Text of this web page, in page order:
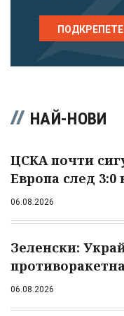
ПОДКРЕПЕТЕ
НАЙ-НОВИ
ЦСКА почти
Европа след 3:0
06.08.2026
Зеленски:
06.08.2026